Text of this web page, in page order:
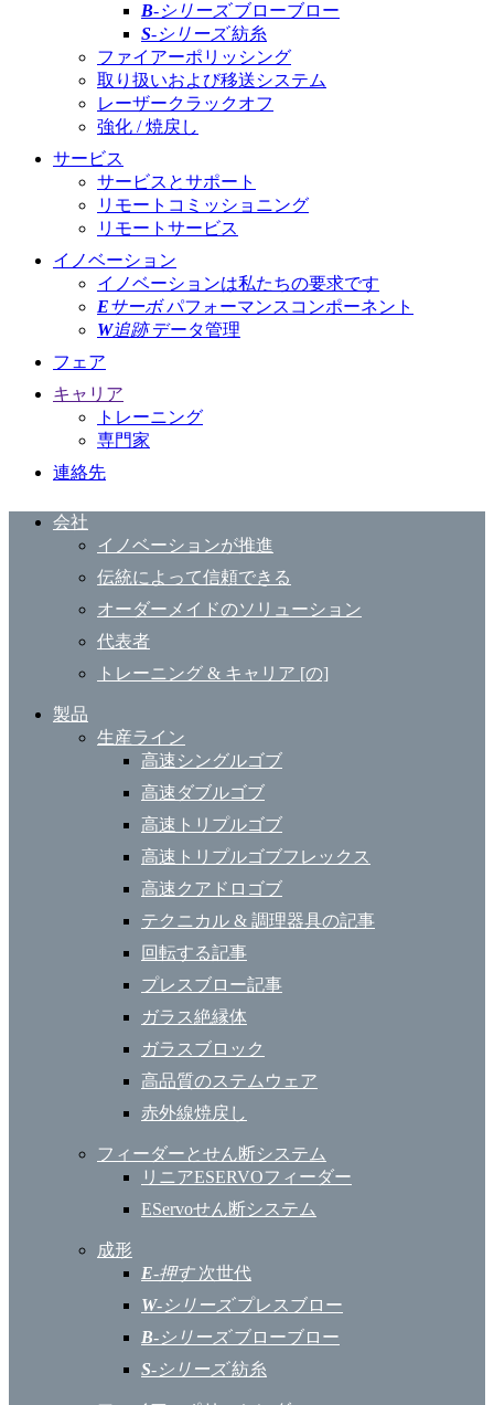
B-シリーズブローブロー
S-シリーズ紡糸
ファイアーポリッシング
取り扱いおよび移送システム
レーザークラックオフ
強化 / 焼戻し
サービス
サービスとサポート
リモートコミッショニング
リモートサービス
イノベーション
イノベーションは私たちの要求です
Eサーボパフォーマンスコンポーネント
W追跡データ管理
フェア
キャリア
トレーニング
専門家
連絡先
会社
イノベーションが推進
伝統によって信頼できる
オーダーメイドのソリューション
代表者
トレーニング & キャリア [の]
製品
生産ライン
高速シングルゴブ
高速ダブルゴブ
高速トリプルゴブ
高速トリプルゴブフレックス
高速クアドロゴブ
テクニカル & 調理器具の記事
回転する記事
プレスブロー記事
ガラス絶縁体
ガラスブロック
高品質のステムウェア
赤外線焼戻し
フィーダーとせん断システム
リニアESERVOフィーダー
EServoせん断システム
成形
E-押す次世代
W-シリーズプレスブロー
B-シリーズブローブロー
S-シリーズ紡糸